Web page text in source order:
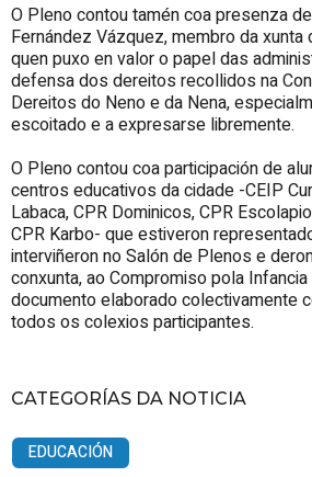
O Pleno contou tamén coa presenza
Fernández Vázquez, membro da xunta
quen puxo en valor o papel das
defensa dos dereitos recollidos na
Dereitos do Neno e da Nena,
escoitado e a expresarse libremente.
O Pleno contou coa participación de
centros educativos da cidade -CEIP
Labaca, CPR Dominicos, CPR
CPR Karbo- que estiveron
interviñeron no Salón de Plenos e
conxunta, ao Compromiso pola Infancia
documento elaborado colectivamente
todos os colexios participantes.
CATEGORÍAS DA NOTICIA
EDUCACIÓN